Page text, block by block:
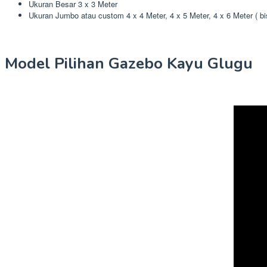
Ukuran Besar 3 x 3 Meter
Ukuran Jumbo atau custom 4 x 4 Meter, 4 x 5 Meter, 4 x 6 Meter (
Model Pilihan Gazebo Kayu Glugu